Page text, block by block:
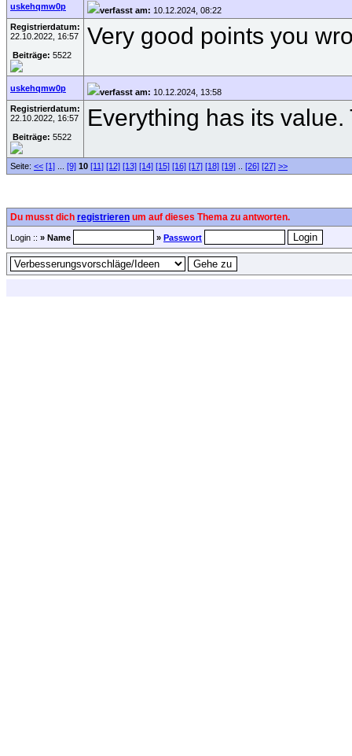
uskehqmw0p verfasst am: 10.12.2024, 08:22
Registrierdatum:
22.10.2022, 16:57
Beiträge: 5522
Very good points you
uskehqmw0p verfasst am: 10.12.2024, 13:58
Registrierdatum:
22.10.2022, 16:57
Beiträge: 5522
Everything has its
Seite: << [1] [9] 10 [11] [12] [13] [14] [15] [16] [17] [18] [19] [26] [27] >>
Du musst dich registrieren um auf dieses Thema zu antworten.
Login :: » Name » Passwort